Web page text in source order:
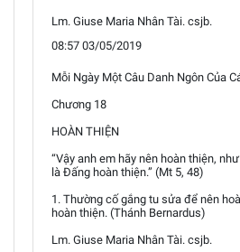
Lm. Giuse Maria Nhân Tài. csjb.
08:57 03/05/2019
Mỗi Ngày Một Câu Danh Ngôn Của
Chương 18
HOÀN THIỆN
“Vậy anh em hãy nên hoàn thiện,
là Đấng hoàn thiện.” (Mt 5, 48)
1. Thường cố gắng tu sửa để nên
hoàn thiện. (Thánh Bernardus)
Lm. Giuse Maria Nhân Tài. csjb.